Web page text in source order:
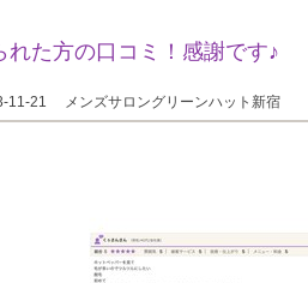
た方の口コミ！感謝です♪
11-21 メンズサロングリーンハット新宿